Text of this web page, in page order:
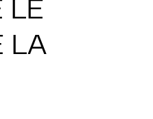
LE
LA